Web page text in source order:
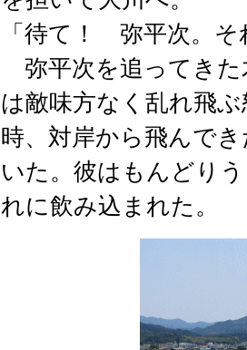
「待て！ 弥平次。
弥平次を追ってきた
は敵味方なく乱れ飛
時、対岸から飛んで
いた。彼はもんどり
れに飲み込まれた。